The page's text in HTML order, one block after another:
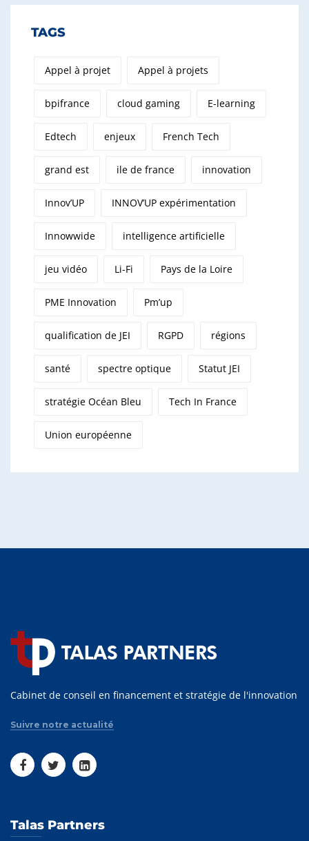
TAGS
Appel à projet Appel à projets
bpifrance cloud gaming E-learning
Edtech enjeux French Tech
grand est ile de france innovation
Innov’UP INNOV’UP expérimentation
Innowwide intelligence artificielle
jeu vidéo Li-Fi Pays de la Loire
PME Innovation Pm’up
qualification de JEI RGPD régions
santé spectre optique Statut JEI
stratégie Océan Bleu Tech In France
Union européenne
Cabinet de conseil en financement et stratégie de l'innovation
Suivre notre actualité
Talas Partners